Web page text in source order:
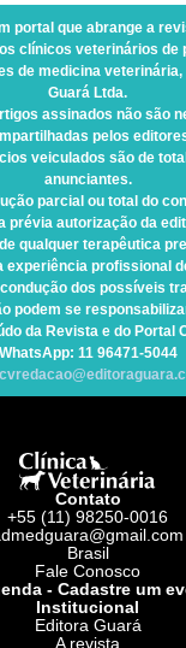
portal que abrange a
clínicos veterinários de
de medicina veterinária,
Guará Ltda.
assinados não são
pelos
veiculados são de
anunciantes.
parcial ou total do
prévia autorização da
qualquer terapêutica
experiência profissional
dos possíveis
podem se
da Revista e do Portal
WhatsApp: 11 96471-5044
Contato
+55 (11) 98250-0016
Brasil
Fale Conosco
- Cadastre um
Institucional
Editora Guará
A revista